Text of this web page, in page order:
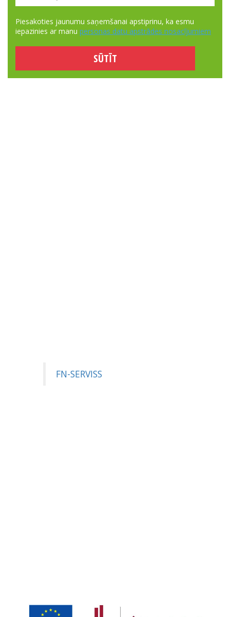
Piesakoties jaunumu saņemšanai apstiprinu, ka esmu
iepazinies ar manu personas datu apstrādes nosacījumiem
FN-SERVISS